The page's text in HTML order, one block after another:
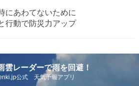
にあわてないために
行動で防災力アップ
雲レーダーで雨を回避！
公式 天気予報アプリ